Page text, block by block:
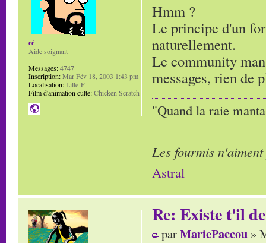
Hmm ?
Le principe d'un
naturellement.
Le community
messages, rien de
"Quand la raie
Les fourmis
Astral
cé
Aide soignant
Messages:4747
Inscription:Mar Fév 18, 2003 1:43 pm
Localisation:Lille-F
Film d'animation culte:Chicken Scratch
Re: Existe t'il
parMariePaccou »